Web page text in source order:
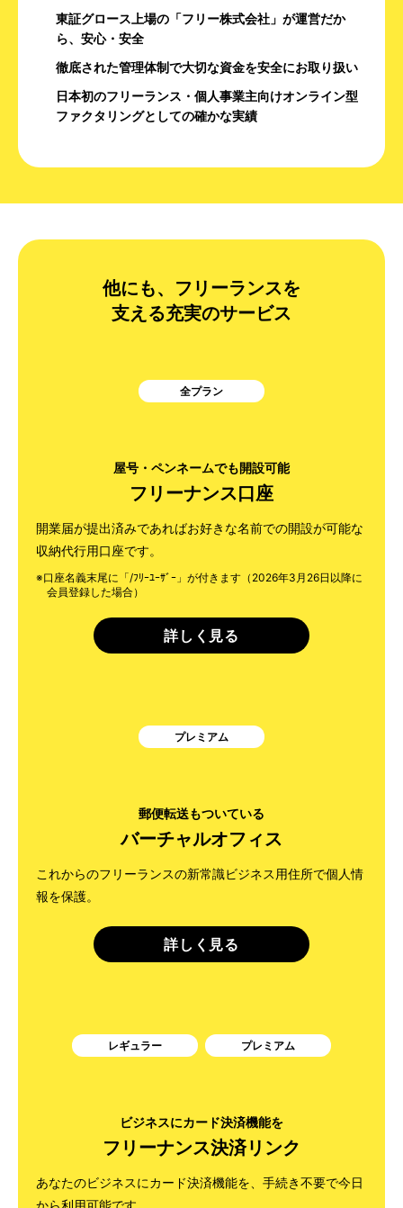
東証グロース上場の「フリー株式会社」が運営だか
ら、安心・安全
徹底された管理体制で大切な資金を安全にお取り扱い
日本初のフリーランス・個人事業主向けオンライン型
ファクタリングとしての確かな実績
他にも、フリーランスを
支える充実のサービス
全プラン
屋号・ペンネームでも開設可能
フリーナンス口座
開業届が提出済みであればお好きな名前での開設が可能な
収納代行用口座です。
※口座名義末尾に「/ﾌﾘｰﾕｰｻﾞｰ」が付きます（2026年3月26日以降に
会員登録した場合）
詳しく見る
プレミアム
郵便転送もついている
バーチャルオフィス
これからのフリーランスの新常識ビジネス用住所で個人情
報を保護。
詳しく見る
レギュラー プレミアム
ビジネスにカード決済機能を
フリーナンス決済リンク
あなたのビジネスにカード決済機能を、手続き不要で今日
から利用可能です。